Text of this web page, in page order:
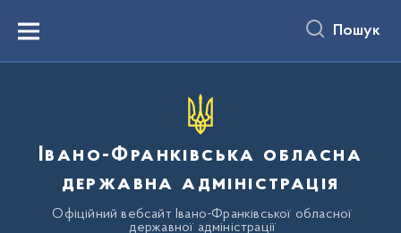
вмістуMenu Пошук
Івано-Франківська обласна
державна адміністрація
Офіційний вебсайт Івано-Франківської обласної
державної адміністрації